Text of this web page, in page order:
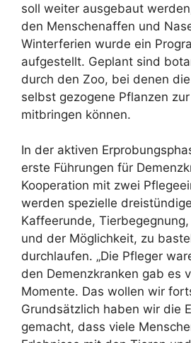
soll weiter ausgebaut
den Menschenaffen und
Winterferien wurde ein
aufgestellt. Geplant sind
durch den Zoo, bei denen
selbst gezogene Pflanzen
mitbringen können.
In der aktiven
erste Führungen für
Kooperation mit zwei
werden spezielle
Kaffeerunde,
und der Möglichkeit, zu
durchlaufen. „Die Pfleger
den Demenzkranken gab es
Momente. Das wollen wir
Grundsätzlich haben wir die
gemacht, dass viele